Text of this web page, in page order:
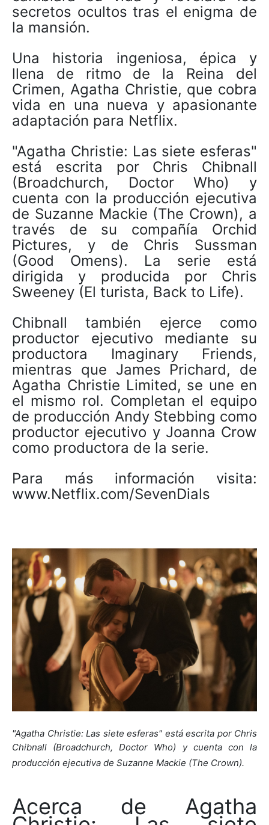
secretos ocultos tras el enigma de
la mansión.
Una historia ingeniosa, épica y
llena de ritmo de la Reina del
Crimen, Agatha Christie, que cobra
vida en una nueva y apasionante
adaptación para Netflix.
"Agatha Christie: Las siete esferas"
está escrita por Chris Chibnall
(Broadchurch, Doctor Who) y
cuenta con la producción ejecutiva
de Suzanne Mackie (The Crown), a
través de su compañía Orchid
Pictures, y de Chris Sussman
(Good Omens). La serie está
dirigida y producida por Chris
Sweeney (El turista, Back to Life).
Chibnall también ejerce como
productor ejecutivo mediante su
productora Imaginary Friends,
mientras que James Prichard, de
Agatha Christie Limited, se une en
el mismo rol. Completan el equipo
de producción Andy Stebbing como
productor ejecutivo y Joanna Crow
como productora de la serie.
Para más información visita:
www.Netflix.com/SevenDials
"Agatha Christie: Las siete esferas" está escrita por Chris
Chibnall (Broadchurch, Doctor Who) y cuenta con la
producción ejecutiva de Suzanne Mackie (The Crown).
Acerca de Agatha